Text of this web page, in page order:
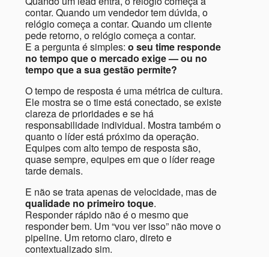
contar. Quando um vendedor tem dúvida, o
relógio começa a contar. Quando um cliente
pede retorno, o relógio começa a contar.
E a pergunta é simples: o seu time responde
no tempo que o mercado exige — ou no
tempo que a sua gestão permite?
O tempo de resposta é uma métrica de cultura.
Ele mostra se o time está conectado, se existe
clareza de prioridades e se há
responsabilidade individual. Mostra também o
quanto o líder está próximo da operação.
Equipes com alto tempo de resposta são,
quase sempre, equipes em que o líder reage
tarde demais.
E não se trata apenas de velocidade, mas de
qualidade no primeiro toque.
Responder rápido não é o mesmo que
responder bem. Um “vou ver isso” não move o
pipeline. Um retorno claro, direto e
contextualizado sim.